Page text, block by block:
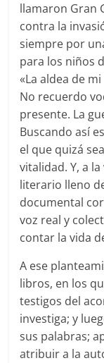
llamaron Gran
contra la
siempre por
para los niños
«La aldea de
No recuerdo
presente. La
Buscando así
el que quizá
vitalidad. Y, a
literario lleno
documental
voz real y
contar la vida
A ese
libros, en los
testigos del
investiga; y
sus palabras;
atribuir a la